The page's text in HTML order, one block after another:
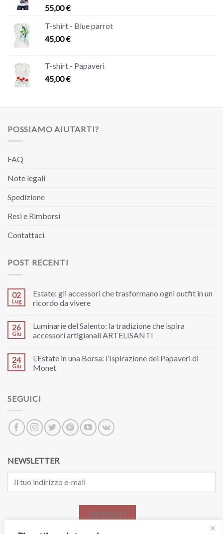
55,00€
T-shirt - Blue parrot
45,00€
T-shirt - Papaveri
45,00€
POSSIAMO AIUTARTI?
FAQ
Note legali
Spedizione
Resi e Rimborsi
Contattaci
POST RECENTI
02
Lug
Estate: gli accessori che trasformano ogni outfit in un
ricordo da vivere
26
Giu
Luminarie del Salento: la tradizione che ispira
accessori artigianali ARTELISANTI
24
Giu
L’Estate in una Borsa: l’Ispirazione dei Papaveri di
Monet
SEGUICI
NEWSLETTER
ISCRIVITI